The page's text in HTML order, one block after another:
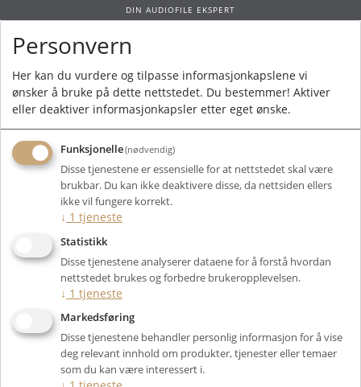
DIN AUDIOFILE EKSPERT
Forside / Merkevarer/ HumminGuru
Filter
Viser 27 produkter
Personvern
Her kan du vurdere og tilpasse informasjonkapslene vi
ønsker å bruke på dette nettstedet. Du bestemmer! Aktiver
eller deaktiver informasjonkapsler etter eget ønske.
Funksjonelle(nødvendig)
Disse tjenestene er essensielle for at nettstedet skal være
brukbar. Du kan ikke deaktivere disse, da nettsiden ellers
ikke vil fungere korrekt.
↓ 1 tjeneste
Statistikk
Disse tjenestene analyserer dataene for å forstå hvordan
nettstedet brukes og forbedre brukeropplevelsen.
↓ 1 tjeneste
Markedsføring
Disse tjenestene behandler personlig informasjon for å vise
deg relevant innhold om produkter, tjenester eller temaer
som du kan være interessert i.